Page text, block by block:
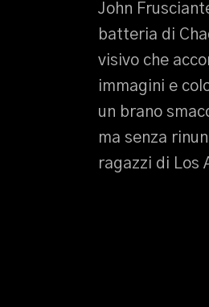
John
batteria di
visivo che
immagini e
un brano
ma senza
ragazzi di Los